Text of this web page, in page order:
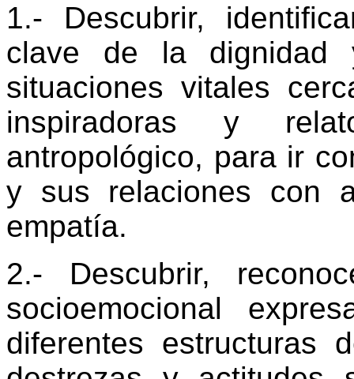
1.- Descubrir,
clave de la dignidad
situaciones vitales
inspiradoras y
antropológico, para ir
y sus relaciones con
empatía.
2.- Descubrir,
socioemocional
diferentes estructuras